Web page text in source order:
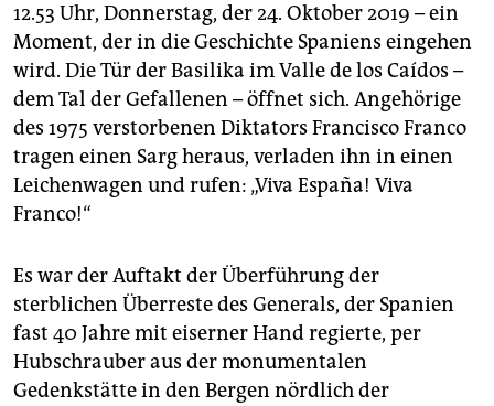
abo
genossenschaft
epaper login
12.53 Uhr, Donnerstag, der 24. Oktober 2019 – ein
Moment, der in die Geschichte Spaniens eingehen
wird. Die Tür der Basilika im Valle de los Caídos –
dem Tal der Gefallenen – öffnet sich. Angehörige
des 1975 verstorbenen Diktators Francisco Franco
tragen einen Sarg heraus, verladen ihn in einen
Leichenwagen und rufen: „Viva España! Viva
Franco!“
Es war der Auftakt der Überführung der
sterblichen Überreste des Generals, der Spanien
fast 40 Jahre mit eiserner Hand regierte, per
Hubschrauber aus der monumentalen
Gedenkstätte in den Bergen nördlich der